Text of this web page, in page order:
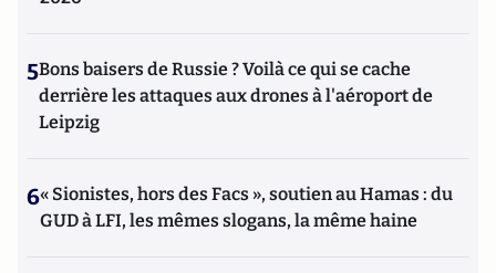
5Bons baisers de Russie ? Voilà ce qui se cache
derrière les attaques aux drones à l'aéroport de
Leipzig
6« Sionistes, hors des Facs », soutien au Hamas : du
GUD à LFI, les mêmes slogans, la même haine